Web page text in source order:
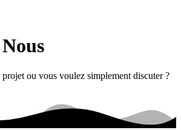
projet ou vous voulez simplement discuter ?